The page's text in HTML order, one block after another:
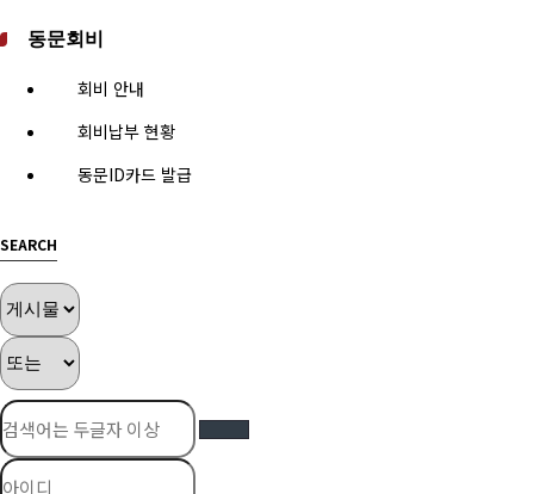
동문회비
회비 안내
회비납부 현황
동문ID카드 발급
SEARCH